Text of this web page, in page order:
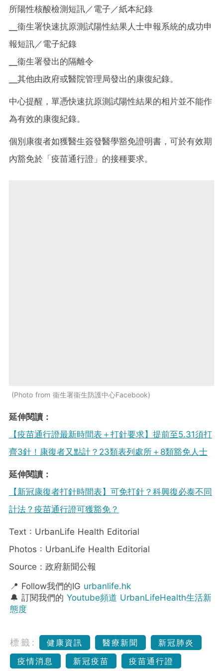
所陽性核酸檢測短訊／電子／紙本紀錄
╴衞生署快速抗原測試陽性結果人士申報系統的成功申
報短訊／電子紀錄
╴衞生署發出的隔離令
╴其他由政府或醫院管理局發出的康復紀錄。
中心提醒，單憑快速抗原測試陽性結果的相片並不能作
為有效的康復紀錄。
個別康復者如獲醫生簽發醫學豁免證明書，可於有效期
內豁免於「疫苗通行證」的接種要求。
Photo from 衞生署衞生防護中心Facebook
延伸閱讀：
【疫苗通行證最新時間表＋打針要求】提前至5.31須打
齊3針！康復者又點計？23類表列處所＋8類豁免人士
延伸閱讀：
【新冠康復者打針時間表】可免打針？科興復必泰不同
計法？疫苗通行證可獲豁免？
Text : UrbanLife Health Editorial
Photos : UrbanLife Health Editorial
Source：政府新聞公報
📍 Follow我們的IG urbanlife.hk
🔔 訂閱我們的 Youtube頻道 UrbanLifeHealth生活新
態度
標籤: 健康資訊 醫療新聞
新冠肺炎
疫情消息
新冠疫苗
疫苗通行證